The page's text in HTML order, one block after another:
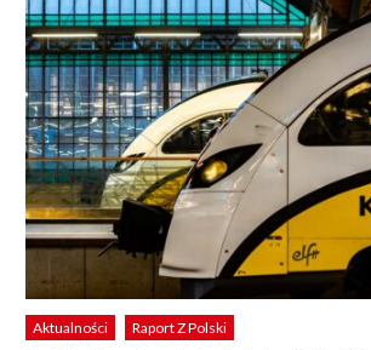
Aktualności Raport Z Polski